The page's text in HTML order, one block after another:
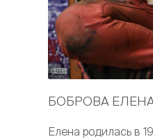
БОБРОВА
Елена родилась в